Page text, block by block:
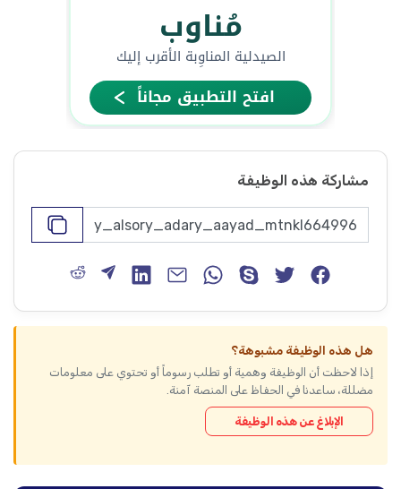
مشاركة هذه الوظيفة
هل هذه الوظيفة مشبوهة؟
إذا لاحظت أن الوظيفة وهمية أو تطلب رسوماً أو تحتوي على معلومات
مضللة، ساعدنا في الحفاظ على المنصة آمنة.
الإبلاغ عن هذه الوظيفة